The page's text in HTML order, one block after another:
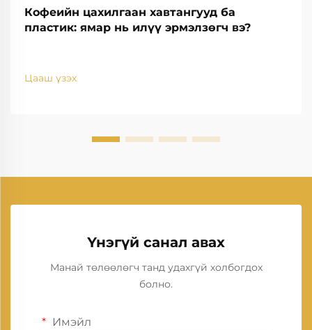
Кофеийн цахилгаан хавтангууд ба
пластик: ямар нь илүү эрмэлзөгч вэ?
Цааш үзэх
Үнэгүй санал авах
Манай төлөөлөгч танд удахгүй холбогдох
болно.
Имэйл